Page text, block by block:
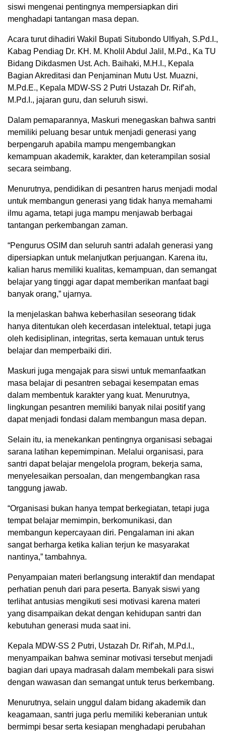
siswi mengenai pentingnya mempersiapkan diri
menghadapi tantangan masa depan.
Acara turut dihadiri Wakil Bupati Situbondo Ulfiyah, S.Pd.I.,
Kabag Pendiag Dr. KH. M. Kholil Abdul Jalil, M.Pd., Ka TU
Bidang Dikdasmen Ust. Ach. Baihaki, M.H.I., Kepala
Bagian Akreditasi dan Penjaminan Mutu Ust. Muazni,
M.Pd.E., Kepala MDW-SS 2 Putri Ustazah Dr. Rif’ah,
M.Pd.I., jajaran guru, dan seluruh siswi.
Dalam pemaparannya, Maskuri menegaskan bahwa santri
memiliki peluang besar untuk menjadi generasi yang
berpengaruh apabila mampu mengembangkan
kemampuan akademik, karakter, dan keterampilan sosial
secara seimbang.
Menurutnya, pendidikan di pesantren harus menjadi modal
untuk membangun generasi yang tidak hanya memahami
ilmu agama, tetapi juga mampu menjawab berbagai
tantangan perkembangan zaman.
“Pengurus OSIM dan seluruh santri adalah generasi yang
dipersiapkan untuk melanjutkan perjuangan. Karena itu,
kalian harus memiliki kualitas, kemampuan, dan semangat
belajar yang tinggi agar dapat memberikan manfaat bagi
banyak orang,” ujarnya.
Ia menjelaskan bahwa keberhasilan seseorang tidak
hanya ditentukan oleh kecerdasan intelektual, tetapi juga
oleh kedisiplinan, integritas, serta kemauan untuk terus
belajar dan memperbaiki diri.
Maskuri juga mengajak para siswi untuk memanfaatkan
masa belajar di pesantren sebagai kesempatan emas
dalam membentuk karakter yang kuat. Menurutnya,
lingkungan pesantren memiliki banyak nilai positif yang
dapat menjadi fondasi dalam membangun masa depan.
Selain itu, ia menekankan pentingnya organisasi sebagai
sarana latihan kepemimpinan. Melalui organisasi, para
santri dapat belajar mengelola program, bekerja sama,
menyelesaikan persoalan, dan mengembangkan rasa
tanggung jawab.
“Organisasi bukan hanya tempat berkegiatan, tetapi juga
tempat belajar memimpin, berkomunikasi, dan
membangun kepercayaan diri. Pengalaman ini akan
sangat berharga ketika kalian terjun ke masyarakat
nantinya,” tambahnya.
Penyampaian materi berlangsung interaktif dan mendapat
perhatian penuh dari para peserta. Banyak siswi yang
terlihat antusias mengikuti sesi motivasi karena materi
yang disampaikan dekat dengan kehidupan santri dan
kebutuhan generasi muda saat ini.
Kepala MDW-SS 2 Putri, Ustazah Dr. Rif’ah, M.Pd.I.,
menyampaikan bahwa seminar motivasi tersebut menjadi
bagian dari upaya madrasah dalam membekali para siswi
dengan wawasan dan semangat untuk terus berkembang.
Menurutnya, selain unggul dalam bidang akademik dan
keagamaan, santri juga perlu memiliki keberanian untuk
bermimpi besar serta kesiapan menghadapi perubahan